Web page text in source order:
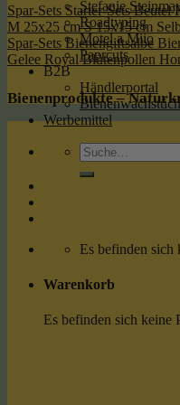
Stefanie
Roadtyping
Motel a Miio
Paprcuts
B2B
Händlerportal
Werbemittel
Suche
nach:
Es befinden sich
Warenkorb
Es befinden sich keine
Spar-Sets Starter-Sets Beutel
M 25x25 cm S 15x15 cm
Spar-Sets Bienengiftsalbe
Gelee Royal Blütenpollen
Bienenprodukte –